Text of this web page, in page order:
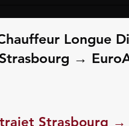
Longue
Strasbourg →
Strasbourg →